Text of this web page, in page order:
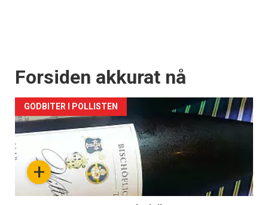
Forsiden akkurat nå
+
GODBITER I POLLISTEN